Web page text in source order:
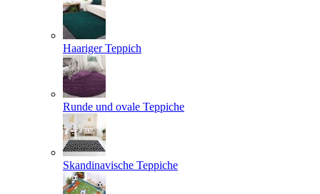
Haariger Teppich
Runde und ovale Teppiche
Skandinavische Teppiche